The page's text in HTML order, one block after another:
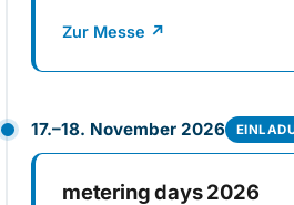
Zur Messe ↗
17.–18. November 2026
metering days 2026